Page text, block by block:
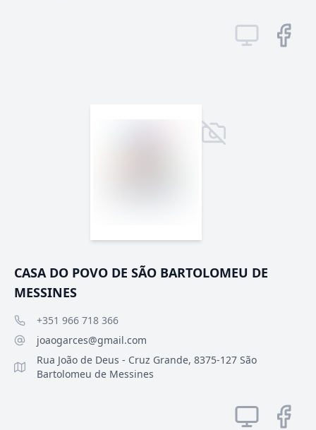
CASA DO POVO DE SÃO BARTOLOMEU DE
MESSINES
+351 966 718 366
joaogarces@gmail.com
Rua João de Deus - Cruz Grande, 8375-127 São
Bartolomeu de Messines